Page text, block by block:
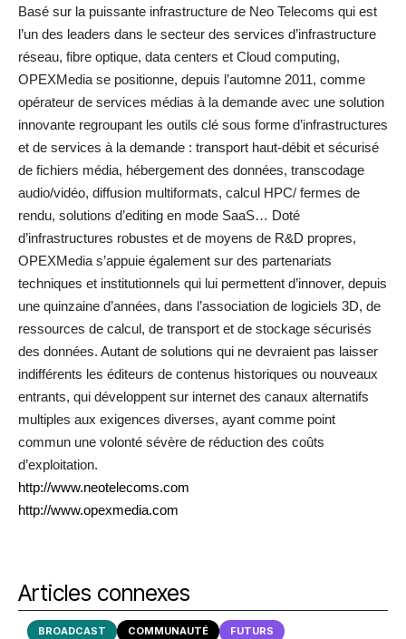
Basé sur la puissante infrastructure de Neo Telecoms qui est
l’un des leaders dans le secteur des services d’infrastructure
réseau, fibre optique, data centers et Cloud computing,
OPEXMedia se positionne, depuis l’automne 2011, comme
opérateur de services médias à la demande avec une solution
innovante regroupant les outils clé sous forme d’infrastructures
et de services à la demande : transport haut-débit et sécurisé
de fichiers média, hébergement des données, transcodage
audio/vidéo, diffusion multiformats, calcul HPC/ fermes de
rendu, solutions d’editing en mode SaaS… Doté
d’infrastructures robustes et de moyens de R&D propres,
OPEXMedia s’appuie également sur des partenariats
techniques et institutionnels qui lui permettent d’innover, depuis
une quinzaine d’années, dans l’association de logiciels 3D, de
ressources de calcul, de transport et de stockage sécurisés
des données. Autant de solutions qui ne devraient pas laisser
indifférents les éditeurs de contenus historiques ou nouveaux
entrants, qui développent sur internet des canaux alternatifs
multiples aux exigences diverses, ayant comme point
commun une volonté sévère de réduction des coûts
d’exploitation.
http://www.neotelecoms.com
http://www.opexmedia.com
Articles connexes
BROADCAST COMMUNAUTÉ FUTURS